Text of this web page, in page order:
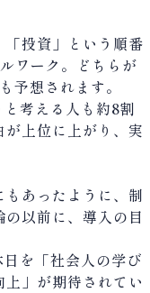
投資」という順番
ワーク。どちらが
予想されます。
考える人も約8割
上位に上がり、実
あったように、制
以前に、導入の目
を「社会人の学び
」が期待されてい